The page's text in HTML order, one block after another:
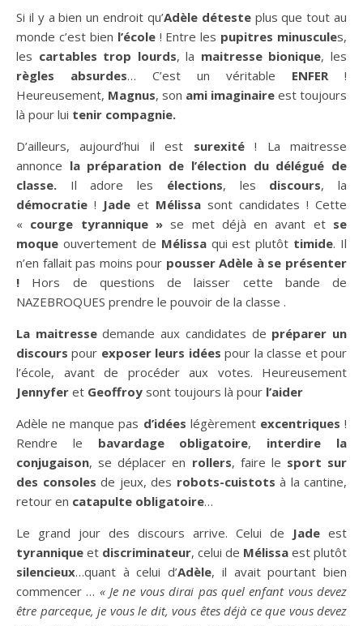
Si il y a bien un endroit qu’Adèle détesteplus que tout au
monde c’est bien l’école! Entre les pupitres minuscules,
les cartables trop lourds, la maitresse bionique, les
règles absurdes… C’est un véritable ENFER !
Heureusement, Magnus, son ami imaginaire est toujours
là pour lui tenir compagnie.
D’ailleurs, aujourd’hui il est surexité! La maitresse
annonce la préparation de l’élection du délégué de
classe. Il adore les élections, les discours, la
démocratie ! Jade et Mélissa sont candidates ! Cette
« courge tyrannique » se met déjà en avant et se
moque ouvertement de Mélissaqui est plutôt timide. Il
n’en fallait pas moins pour pousser Adèle à se présenter
! Hors de questions de laisser cette bande de
NAZEBROQUES prendre le pouvoir de la classe .
La maitressedemande aux candidates de préparer un
discourspour exposer leurs idéespour la classe et pour
l’école, avant de procéder aux votes. Heureusement
Jennyfer et Geoffroy sont toujours là pour l’aider
Adèle ne manque pas d’idées légèrement excentriques !
Rendre le bavardage obligatoire, interdire la
conjugaison, se déplacer en rollers, faire le sport sur
des consoles de jeux, des robots-cuistots à la cantine,
retour en catapulte obligatoire…
Le grand jour des discours arrive. Celui de Jade est
tyrannique et discriminateur, celui de Mélissa est plutôt
silencieux…quant à celui d’Adèle, il avait pourtant bien
commencer … « Je ne vous dirai pas quel enfant vous devez
être parceque, je vous le dit, vous êtes déjà ce que vous devez